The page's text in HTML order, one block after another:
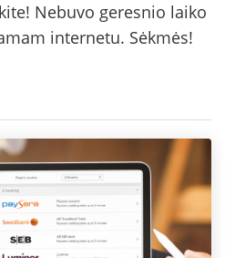
Nebuvo geresnio laiko
internetu. Sėkmės!